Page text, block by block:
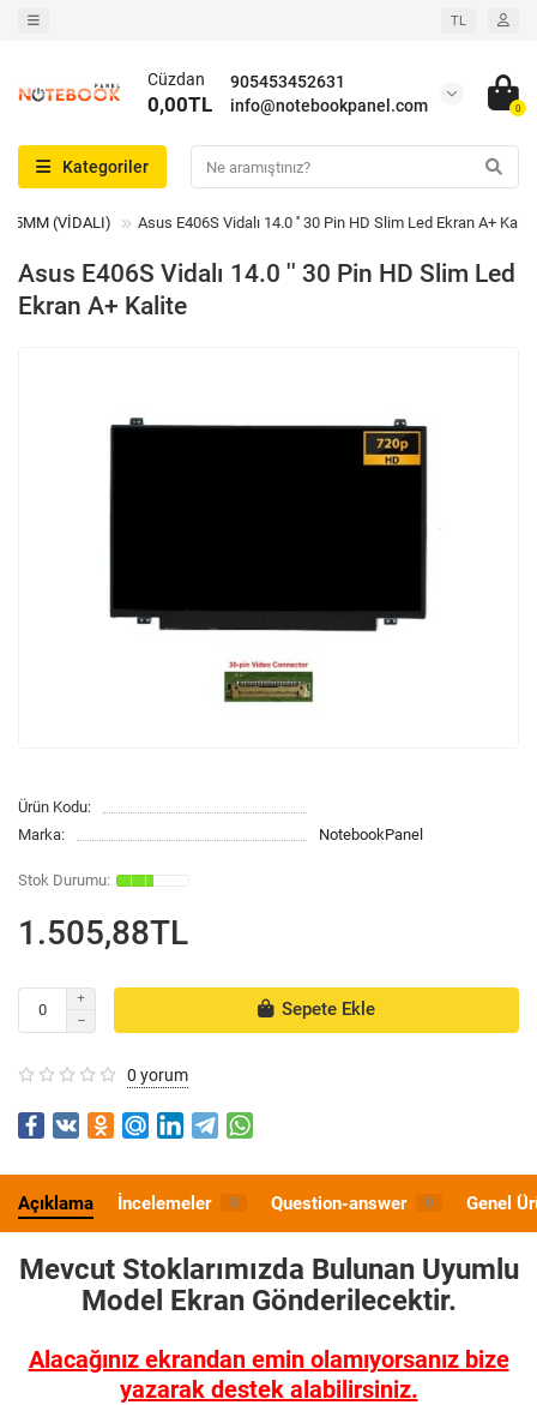
TL
905453452631
info@notebookpanel.com
Cüzdan
0,00TL 0
Kategoriler
(VİDALI) Asus E406S Vidalı 14.0 '' 30 Pin HD Slim Led Ekran A+ Kalite
Asus E406S Vidalı 14.0 '' 30 Pin HD Slim Led
Ekran A+ Kalite
Ürün Kodu:
Marka:
NotebookPanel
1.505,88TL
Sepete Ekle
0 yorum
Açıklama İncelemeler 0 Question-answer 0 Genel
Mevcut Stoklarımızda Bulunan Uyumlu
Model Ekran Gönderilecektir.
Alacağınız ekrandan emin olamıyorsanız bize
yazarak destek alabilirsiniz.